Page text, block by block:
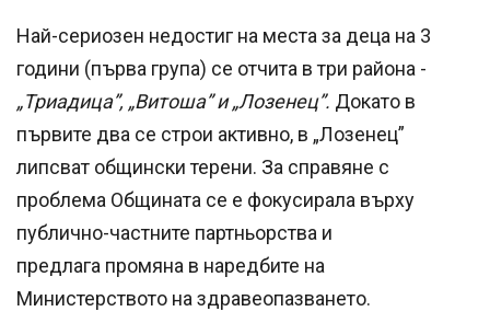
Най-сериозен недостиг на места за деца на 3
години (първа група) се отчита в три района -
„Триадица”, „Витоша” и „Лозенец”. Докато в
първите два се строи активно, в „Лозенец”
липсват общински терени. За справяне с
проблема Общината се е фокусирала върху
публично-частните партньорства и
предлага промяна в наредбите на
Министерството на здравеопазването.